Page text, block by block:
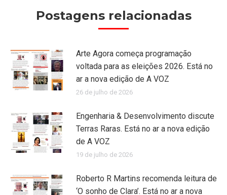
Postagens relacionadas
Arte Agora começa programação
voltada para as eleições 2026. Está no
ar a nova edição de A VOZ
26 de julho de 2026
Engenharia & Desenvolvimento discute
Terras Raras. Está no ar a nova edição
de A VOZ
19 de julho de 2026
Roberto R Martins recomenda leitura de
‘O sonho de Clara’. Está no ar a nova